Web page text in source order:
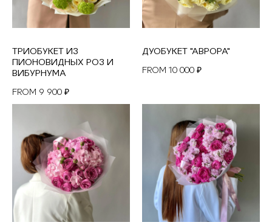
ТРИОБУКЕТ ИЗ
ПИОНОВИДНЫХ РОЗ И
ВИБУРНУМА
FROM 9 900 ₽
ДУОБУКЕТ "АВРОРА"
FROM 10 000 ₽